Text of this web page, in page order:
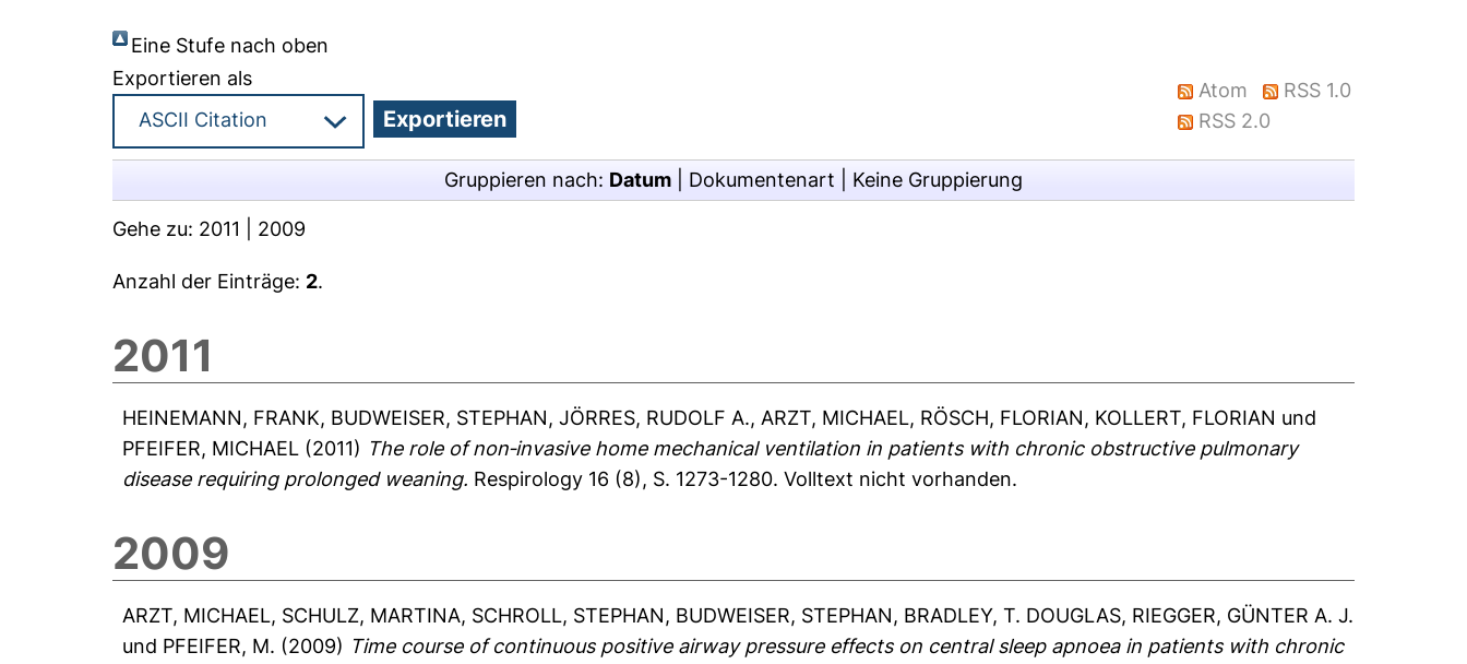
Eine Stufe nach oben
Exportieren als
Atom
RSS 1.0
RSS 2.0
Gruppieren nach: Datum Dokumentenart Keine Gruppierung
Gehe zu: 2011 2009
Anzahl der Einträge: 2.
2011
HEINEMANN, FRANK, BUDWEISER, STEPHAN,JÖRRES, RUDOLF A., ARZT, MICHAEL, RÖSCH, FLORIAN, KOLLERT, FLORIAN und
PFEIFER, MICHAEL (2011) The role of non‐invasive home mechanical ventilation in patients with chronic obstructive pulmonary
disease requiring prolonged weaning. Respirology 16 (8), S. 1273-1280.Volltext nicht vorhanden.
2009
ARZT, MICHAEL, SCHULZ, MARTINA, SCHROLL, STEPHAN, BUDWEISER, STEPHAN, BRADLEY, T. DOUGLAS, RIEGGER, GÜNTER A. J.
und PFEIFER, M. (2009) Time course of continuous positive airway pressure effects on central sleep apnoea in patients with chronic